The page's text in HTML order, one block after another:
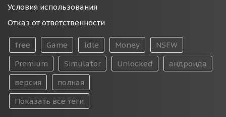
Условия использования
Отказ от ответственности
free Game Idle Money
NSFW
Premium
Simulator Unlocked
андроида
версия
полная
Показать все теги